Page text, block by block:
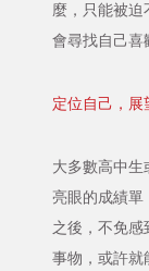
麼，只能被迫
會尋找自己喜
定位自己，展
大多數高中
亮眼的成績單
之後，不免
事物，或許就